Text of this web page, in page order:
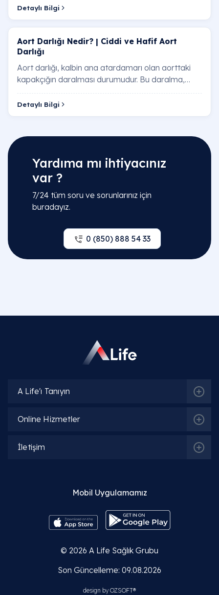
Detaylı Bilgi
Aort Darlığı Nedir? | Ciddi ve Hafif Aort
Darlığı
Aort darlığı, kalbin ana atardamarı olan aorttaki
kapakçığın daralması durumudur. Bu daralma,
kalbin vücuda kan pompalamasını zorlaştırır ve…
Detaylı Bilgi
Yardıma mı ihtiyacınız
var ?
7/24 tüm soru ve sorunlarınız için
buradayız.
0 (850) 888 54 33
A Life'ı Tanıyın
Online Hizmetler
İletişim
Mobil Uygulamamız
© 2026 A Life Sağlık Grubu
Son Güncelleme: 09.08.2026
design by OZSOFT®